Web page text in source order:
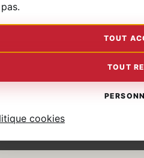
TOUT
TOUT
cookies